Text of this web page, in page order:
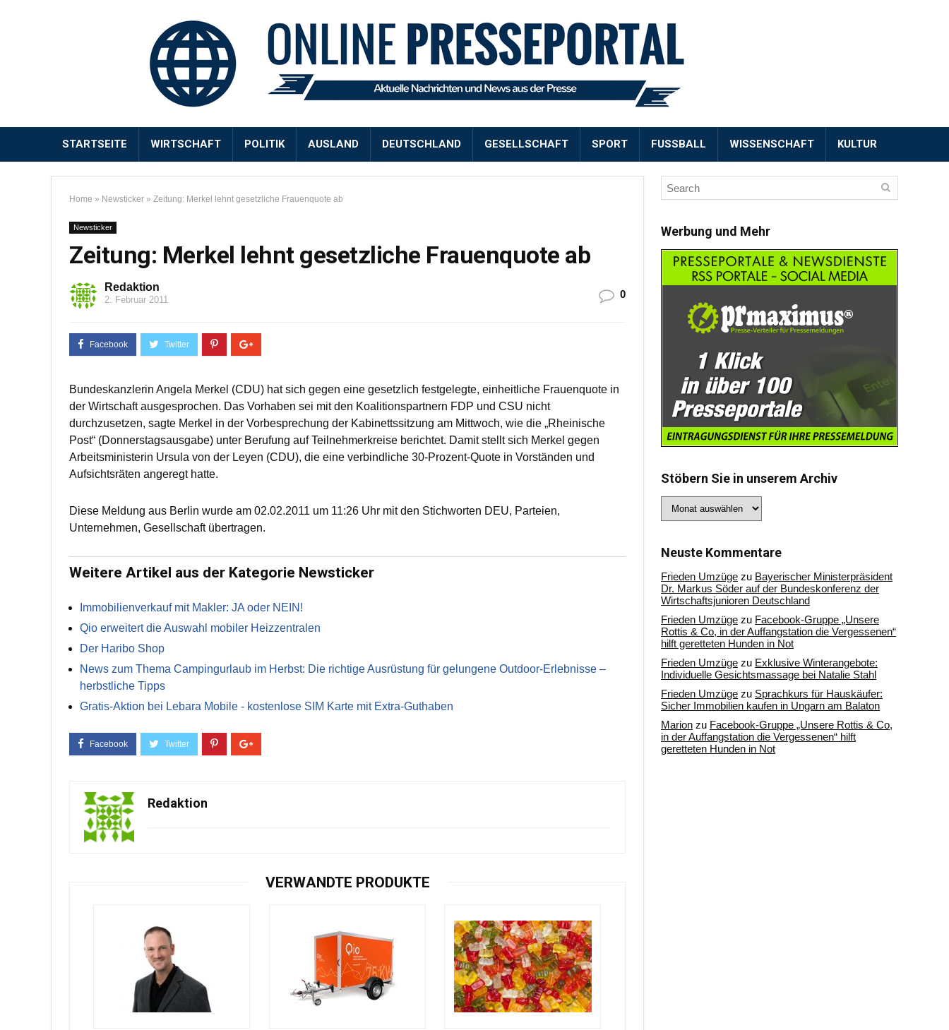
STARTSEITE WIRTSCHAFT POLITIK AUSLAND DEUTSCHLAND GESELLSCHAFT SPORT FUSSBALL WISSENSCHAFT KULTUR
Home » Newsticker » Zeitung: Merkel lehnt gesetzliche Frauenquote ab
Newsticker
Zeitung: Merkel lehnt gesetzliche Frauenquote ab
Redaktion
2. Februar 2011 0
Bundeskanzlerin Angela Merkel (CDU) hat sich gegen eine gesetzlich festgelegte, einheitliche Frauenquote in
der Wirtschaft ausgesprochen. Das Vorhaben sei mit den Koalitionspartnern FDP und CSU nicht
durchzusetzen, sagte Merkel in der Vorbesprechung der Kabinettssitzung am Mittwoch, wie die „Rheinische
Post“ (Donnerstagsausgabe) unter Berufung auf Teilnehmerkreise berichtet. Damit stellt sich Merkel gegen
Arbeitsministerin Ursula von der Leyen (CDU), die eine verbindliche 30-Prozent-Quote in Vorständen und
Aufsichtsräten angeregt hatte.
Diese Meldung aus Berlin wurde am 02.02.2011 um 11:26 Uhr mit den Stichworten DEU, Parteien,
Unternehmen, Gesellschaft übertragen.
Weitere Artikel aus der Kategorie Newsticker
Immobilienverkauf mit Makler: JA oder NEIN!
Qio erweitert die Auswahl mobiler Heizzentralen
Der Haribo Shop
News zum Thema Campingurlaub im Herbst: Die richtige Ausrüstung für gelungene Outdoor-Erlebnisse –
herbstliche Tipps
Gratis-Aktion bei Lebara Mobile - kostenlose SIM Karte mit Extra-Guthaben
Redaktion
VERWANDTE PRODUKTE
Werbung und Mehr
Stöbern Sie in unserem Archiv
Sie
Archiv
Neuste Kommentare
Frieden Umzüge zu Bayerischer Ministerpräsident
Dr. Markus Söder auf der Bundeskonferenz der
Wirtschaftsjunioren Deutschland
Frieden Umzüge zu Facebook-Gruppe „Unsere
Rottis & Co, in der Auffangstation die Vergessenen“
hilft geretteten Hunden in Not
Frieden Umzüge zu Exklusive Winterangebote:
Individuelle Gesichtsmassage bei Natalie Stahl
Frieden Umzüge zu Sprachkurs für Hauskäufer:
Sicher Immobilien kaufen in Ungarn am Balaton
Marion zu Facebook-Gruppe „Unsere Rottis & Co,
in der Auffangstation die Vergessenen“ hilft
geretteten Hunden in Not